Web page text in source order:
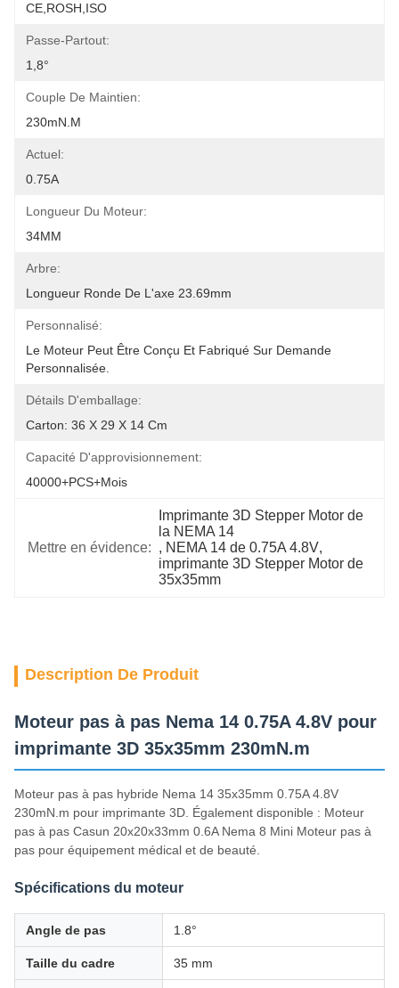
CE,ROSH,ISO
Passe-Partout:
1,8°
Couple De Maintien:
230mN.m
Actuel:
0.75A
Longueur Du Moteur:
34MM
Arbre:
Longueur Ronde De L'axe 23.69mm
Personnalisé:
Le Moteur Peut Être Conçu Et Fabriqué Sur Demande
Personnalisée.
Détails D'emballage:
Carton: 36 X 29 X 14 Cm
Capacité D'approvisionnement:
40000+PCS+mois
Mettre en évidence:
Imprimante 3D Stepper Motor de
la NEMA 14
, NEMA 14 de 0.75A 4.8V,
imprimante 3D Stepper Motor de
35x35mm
Description De Produit
Moteur pas à pas Nema 14 0.75A 4.8V pour
imprimante 3D 35x35mm 230mN.m
Moteur pas à pas hybride Nema 14 35x35mm 0.75A 4.8V
230mN.m pour imprimante 3D. Également disponible : Moteur
pas à pas Casun 20x20x33mm 0.6A Nema 8 Mini Moteur pas à
pas pour équipement médical et de beauté.
Spécifications du moteur
Angle de pas 1.8°
Taille du cadre 35 mm